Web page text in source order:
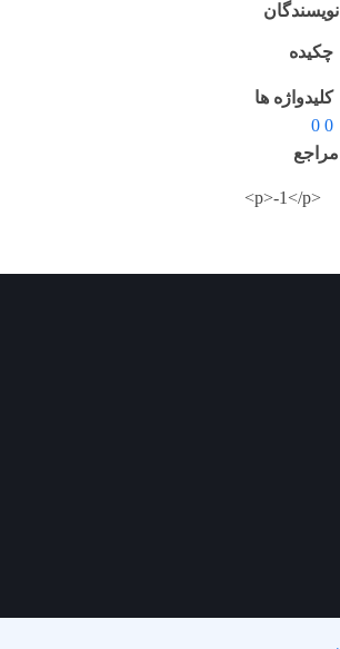
نویسندگان
چکیده
کلیدواژه ها
0 0
مراجع
<p>-1</p>